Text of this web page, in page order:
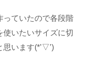
っていたので各段階
いたいサイズに切
思います(*’▽’)